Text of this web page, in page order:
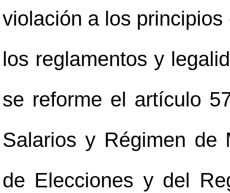
violación a los
los reglamentos y
se reforme el artículo
Salarios y Régimen de
de Elecciones y del